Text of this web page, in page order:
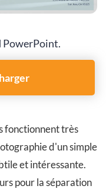
PowerPoint.
fonctionnent très
d'un simple
et intéressante.
pour la séparation